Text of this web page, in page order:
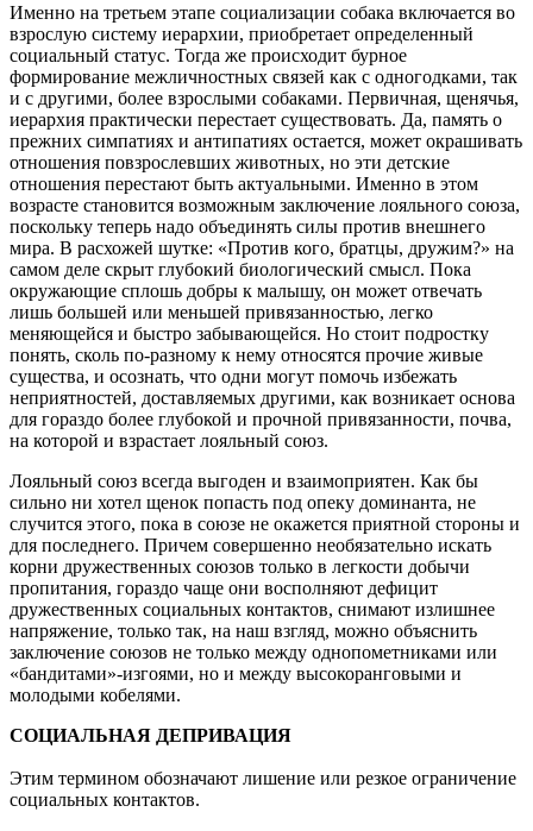
Именно на третьем этапе социализации собака включается во
взрослую систему иерархии, приобретает определенный
социальный статус. Тогда же происходит бурное
формирование межличностных связей как с одногодками, так
и с другими, более взрослыми собаками. Первичная, щенячья,
иерархия практически перестает существовать. Да, память о
прежних симпатиях и антипатиях остается, может окрашивать
отношения повзрослевших животных, но эти детские
отношения перестают быть актуальными. Именно в этом
возрасте становится возможным заключение лояльного союза,
поскольку теперь надо объединять силы против внешнего
мира. В расхожей шутке: «Против кого, братцы, дружим?» на
самом деле скрыт глубокий биологический смысл. Пока
окружающие сплошь добры к малышу, он может отвечать
лишь большей или меньшей привязанностью, легко
меняющейся и быстро забывающейся. Но стоит подростку
понять, сколь по-разному к нему относятся прочие живые
существа, и осознать, что одни могут помочь избежать
неприятностей, доставляемых другими, как возникает основа
для гораздо более глубокой и прочной привязанности, почва,
на которой и взрастает лояльный союз.
Лояльный союз всегда выгоден и взаимоприятен. Как бы
сильно ни хотел щенок попасть под опеку доминанта, не
случится этого, пока в союзе не окажется приятной стороны и
для последнего. Причем совершенно необязательно искать
корни дружественных союзов только в легкости добычи
пропитания, гораздо чаще они восполняют дефицит
дружественных социальных контактов, снимают излишнее
напряжение, только так, на наш взгляд, можно объяснить
заключение союзов не только между однопометниками или
«бандитами»-изгоями, но и между высокоранговыми и
молодыми кобелями.
СОЦИАЛЬНАЯ ДЕПРИВАЦИЯ
Этим термином обозначают лишение или резкое ограничение
социальных контактов.